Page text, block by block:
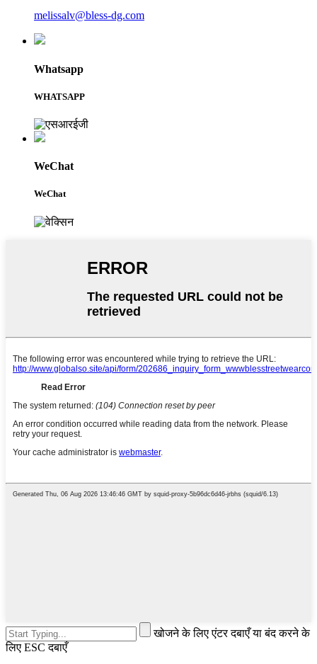
melissalv@bless-dg.com
Whatsapp
WHATSAPP
WeChat
WeChat
खोजने के लिए एंटर दबाएँ या बंद करने के
लिए ESC दबाएँ